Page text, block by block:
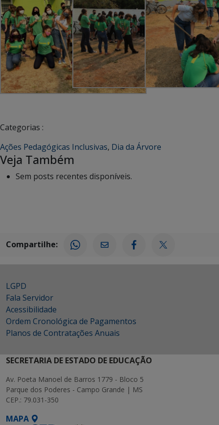
Categorias :
Ações Pedagógicas Inclusivas, Dia da Árvore
Veja Também
Sem posts recentes disponíveis.
Compartilhe:
LGPD
Fala Servidor
Acessibilidade
Ordem Cronológica de Pagamentos
Planos de Contratações Anuais
SECRETARIA DE ESTADO DE EDUCAÇÃO
Av. Poeta Manoel de Barros 1779 - Bloco 5
Parque dos Poderes - Campo Grande | MS
CEP.: 79.031-350
MAPA